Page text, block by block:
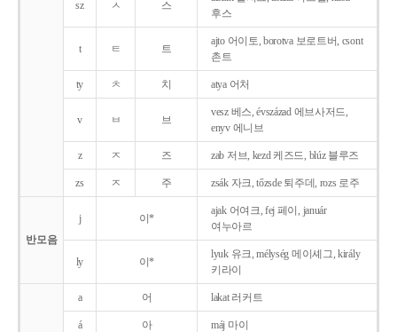
sz ㅅ 스
후스
t ㅌ 트
ajto 어이토, borotva 보로트버, csont
촌트
ty ㅊ 치 atya 어처
v ㅂ 브
vesz 베스, évszázad 에브사저드,
enyv 에니브
z ㅈ 즈 zab 저브, kezd 케즈드, blúz 블루즈
zs ㅈ 주 zsák 자크, tőzsde 퇴주데, rozs 로주
반모음
j 이*
ajak 어여크, fej 페이, január
여누아르
ly 이*
lyuk 유크, mélység 메이셰그, király
키라이
a 어 lakat 러커트
á 아 máj 마이